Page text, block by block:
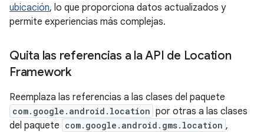
ubicación, lo que proporciona datos actualizados y
permite experiencias más complejas.
Quita las referencias a la API de Location
Framework
Reemplaza las referencias a las clases del paquete
com.google.android.location por otras a las clases
del paquete com.google.android.gms.location ,